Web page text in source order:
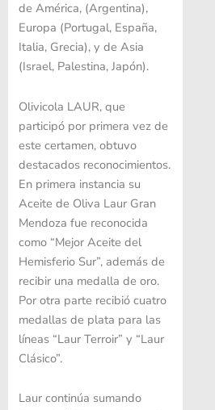
de América, (Argentina),
Europa (Portugal, España,
Italia, Grecia), y de Asia
(Israel, Palestina, Japón).
Olivicola LAUR, que
participó por primera vez de
este certamen, obtuvo
destacados reconocimientos.
En primera instancia su
Aceite de Oliva Laur Gran
Mendoza fue reconocida
como “Mejor Aceite del
Hemisferio Sur”, además de
recibir una medalla de oro.
Por otra parte recibió cuatro
medallas de plata para las
líneas “Laur Terroir” y “Laur
Clásico”.
Laur continúa sumando